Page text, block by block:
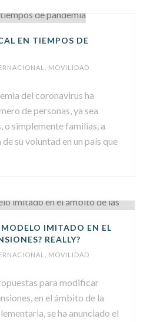
EN TIEMPOS DE
MOVILIDAD
del coronavirus ha
de personas, ya sea
o simplemente familias, a
su voluntad en un país que
IMITADO EN EL
REALLY?
MOVILIDAD
para modificar
en el ámbito de la
se ha anunciado el